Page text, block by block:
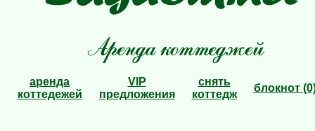
аренда
коттедежей
VIP
предложения
снять
коттедж
блокнот